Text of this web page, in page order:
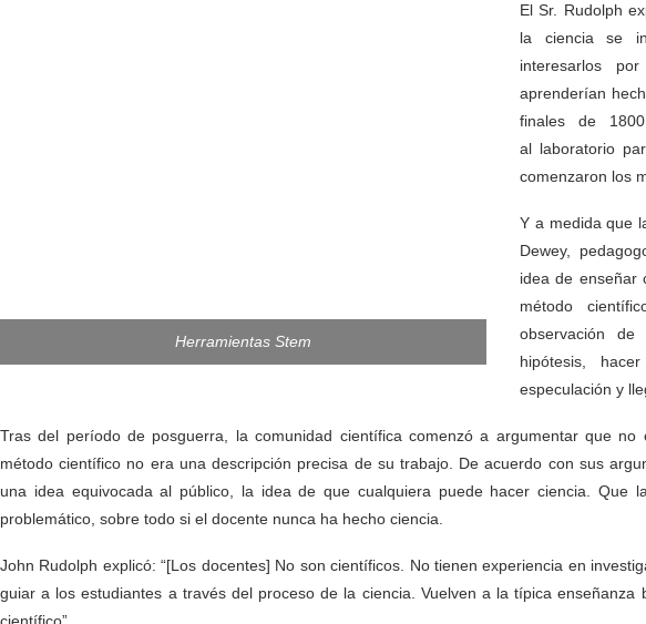
Herramientas Stem
El Sr. Rudolph
la ciencia se
interesarlos
aprenderían
finales de
al laboratorio
comenzaron los
Y a medida que
Dewey,
idea de enseñar
método
observación
hipótesis,
especulación y
Tras del período de posguerra, la comunidad científica comenzó a argumentar que
método científico no era una descripción precisa de su trabajo. De acuerdo con sus
una idea equivocada al público, la idea de que cualquiera puede hacer ciencia. Que
problemático, sobre todo si el docente nunca ha hecho ciencia.
John Rudolph explicó: “[Los docentes] No son científicos. No tienen experiencia en
guiar a los estudiantes a través del proceso de la ciencia. Vuelven a la típica